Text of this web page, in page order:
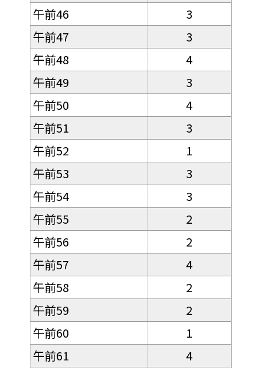
午前46
3
午前47
3
午前48
4
午前49
3
午前50
4
午前51
3
午前52
1
午前53
3
午前54
3
午前55
2
午前56
2
午前57
4
午前58
2
午前59
2
午前60
1
午前61
4